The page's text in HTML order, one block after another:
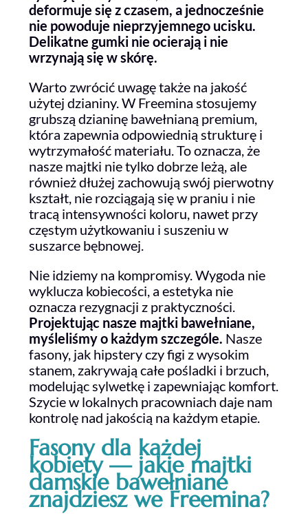
deformuje się z czasem, a jednocześnie
nie powoduje nieprzyjemnego ucisku.
Delikatne gumki nie ocierają i nie
wrzynają się w skórę.
Warto zwrócić uwagę także na jakość
użytej dzianiny. W Freemina stosujemy
grubszą dzianinę bawełnianą premium,
która zapewnia odpowiednią strukturę i
wytrzymałość materiału. To oznacza, że
nasze majtki nie tylko dobrze leżą, ale
również dłużej zachowują swój pierwotny
kształt, nie rozciągają się w praniu i nie
tracą intensywności koloru, nawet przy
częstym użytkowaniu i suszeniu w
suszarce bębnowej.
Nie idziemy na kompromisy. Wygoda nie
wyklucza kobiecości, a estetyka nie
oznacza rezygnacji z praktyczności.
Projektując nasze majtki bawełniane,
myśleliśmy o każdym szczególe. Nasze
fasony, jak hipstery czy figi z wysokim
stanem, zakrywają całe pośladki i brzuch,
modelując sylwetkę i zapewniając komfort.
Szycie w lokalnych pracowniach daje nam
kontrolę nad jakością na każdym etapie.
Fasony dla każdej
kobiety — jakie majtki
damskie bawełniane
znajdziesz we Freemina?